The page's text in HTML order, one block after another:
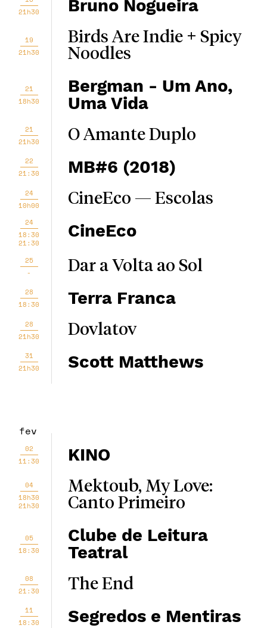
21h30
Bruno Nogueira
19
21h30
Birds Are Indie + Spicy
Noodles
21
18h30
Bergman - Um Ano,
Uma Vida
21
21h30
O Amante Duplo
22
21:30
MB#6 (2018)
24
10h00
CineEco — Escolas
24
18:30
21:30
CineEco
25
-
Dar a Volta ao Sol
28
18:30
Terra Franca
28
21h30
Dovlatov
31
21h30
Scott Matthews
fev
02
11:30
KINO
04
18h30
21h30
Mektoub, My Love:
Canto Primeiro
05
18:30
Clube de Leitura
Teatral
08
21:30
The End
11
18:30
Segredos e Mentiras